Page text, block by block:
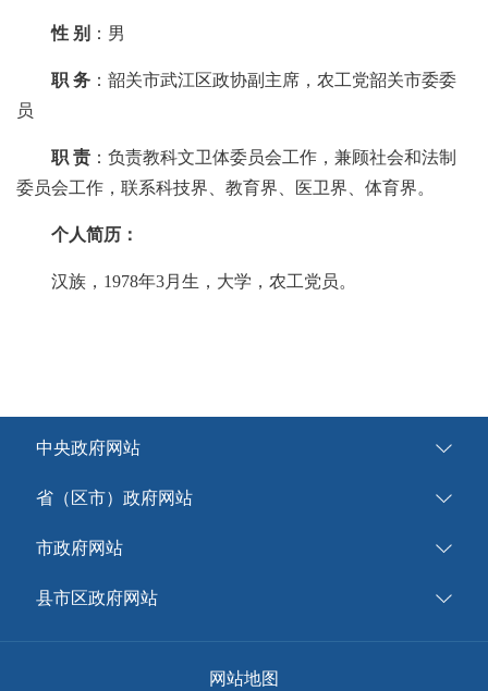
性 别 ：男
职 务 ：韶关市武江区政协副主席，农工党韶关市委委
员
职 责 ：负责教科文卫体委员会工作，兼顾社会和法制
委员会工作，联系科技界、教育界、医卫界、体育界。
个人简历：
汉族，1978年3月生，大学，农工党员。
中央政府网站
省（区市）政府网站
市政府网站
县市区政府网站
网站地图